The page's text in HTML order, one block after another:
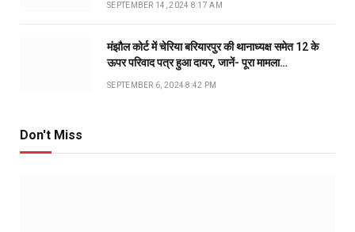
SEPTEMBER 14, 2024 8:17 AM
मंझौल कोर्ट में चेरिया बरियारपुर की थानाध्यक्ष समेत 12 के
ऊपर परिवाद पत्र हुआ दायर, जानें- पूरा मामला…
SEPTEMBER 6, 2024 8:42 PM
Don't Miss